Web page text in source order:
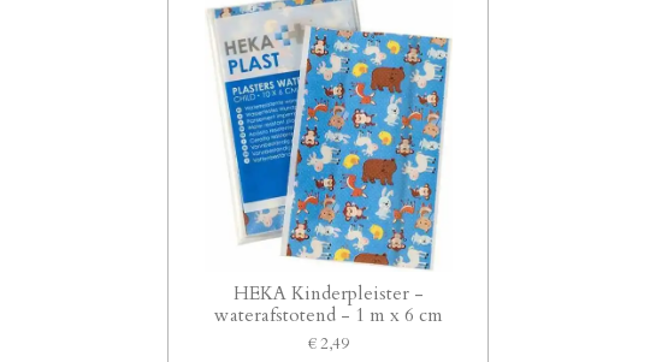
HEKA Kinderpleister -
waterafstotend - 1 m x 6 cm
€ 2,49